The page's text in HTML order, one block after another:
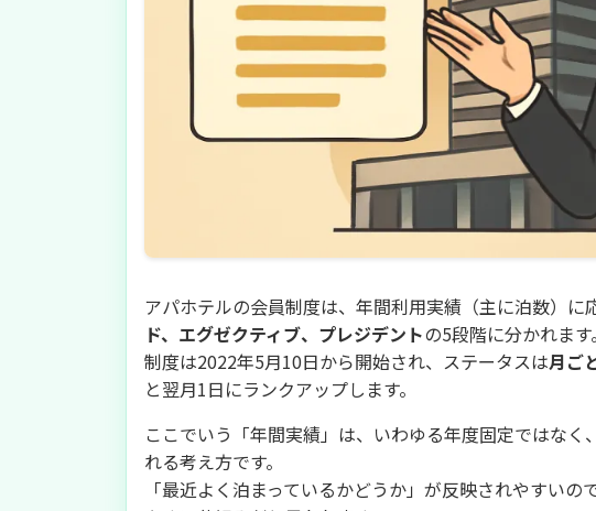
アパホテルの会員制度は、年間利用実績（主に泊数）に
ド、エグゼクティブ、プレジデントの5段階に分かれます。
制度は2022年5月10日から開始され、ステータスは月ご
と翌月1日にランクアップします。
ここでいう「年間実績」は、いわゆる年度固定ではなく、
れる考え方です。
「最近よく泊まっているかどうか」が反映されやすい